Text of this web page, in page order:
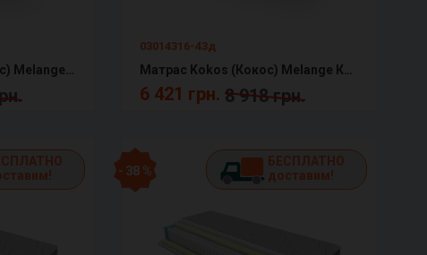
03014316-43д
6 421 грн. 8 918 грн.
- 38 %
БЕСПЛАТНО
доставим!